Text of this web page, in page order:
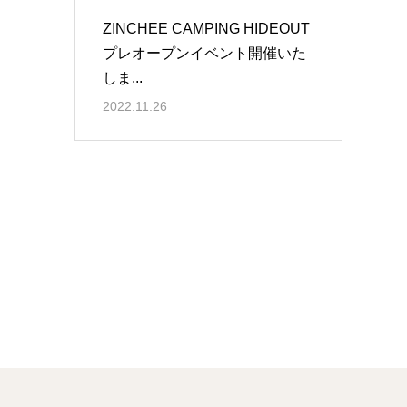
ZINCHEE CAMPING HIDEOUT
プレオープンイベント開催いた
しま...
2022.11.26